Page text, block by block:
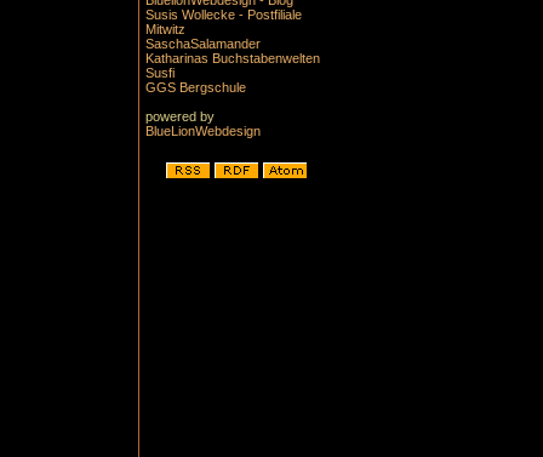
Susis Wollecke - Postfiliale
Mitwitz
SaschaSalamander
Katharinas Buchstabenwelten
Susfi
GGS Bergschule
powered by
BlueLionWebdesign